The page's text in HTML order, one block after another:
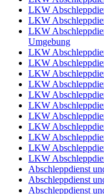
LKW
LKW
LKW
Umgebung
LKW
LKW
LKW
LKW
LKW
LKW
LKW
LKW
LKW
LKW
LKW
Abschleppdienst
Abschleppdienst
Abschleppdienst